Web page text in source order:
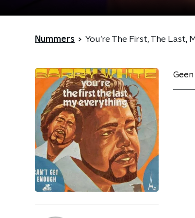
Nummers You're The First, The Last,